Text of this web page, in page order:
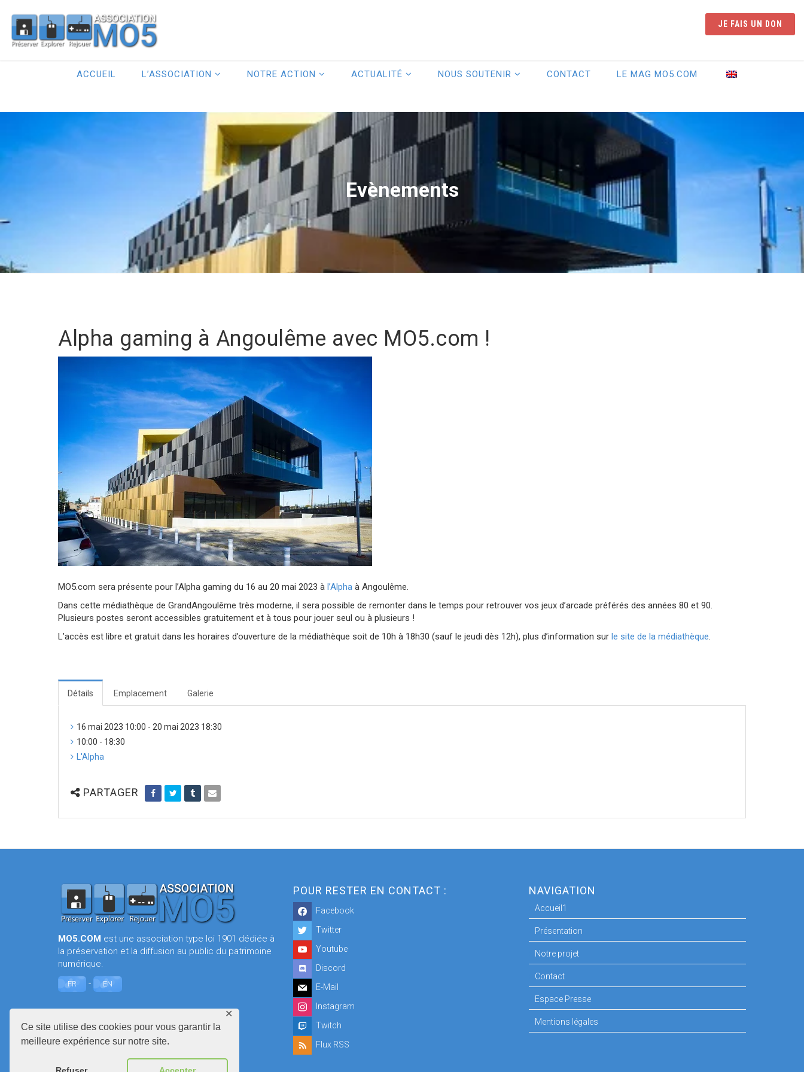
Ce site utilise des cookies pour vous garantir la
meilleure expérience sur notre site.
✕
JE FAIS UN DON
ACCUEIL L’ASSOCIATION NOTRE ACTION ACTUALITÉ NOUS SOUTENIR CONTACT LE MAG MO5.COM
Evènements
Alpha gaming à Angoulême avec MO5.com !
MO5.com sera présente pour l’Alpha gaming du 16 au 20 mai 2023 à l’Alpha à Angoulême.
Dans cette médiathèque de GrandAngoulême très moderne, il sera possible de remonter dans le temps pour retrouver vos jeux d’arcade préférés des années 80 et 90.
Plusieurs postes seront accessibles gratuitement et à tous pour jouer seul ou à plusieurs !
L’accès est libre et gratuit dans les horaires d’ouverture de la médiathèque soit de 10h à 18h30 (sauf le jeudi dès 12h), plus d’information sur le site de la médiathèque.
Détails Emplacement Galerie
16 mai 2023 10:00 - 20 mai 2023 18:30
10:00 - 18:30
L'Alpha
PARTAGER
MO5.COM est une association type loi 1901 dédiée à
la préservation et la diffusion au public du patrimoine
numérique.
FR - EN
POUR RESTER EN CONTACT :
Facebook
Twitter
Youtube
Discord
E-Mail
Instagram
Twitch
Flux RSS
NAVIGATION
Accueil1
Présentation
Notre projet
Contact
Espace Presse
Mentions légales